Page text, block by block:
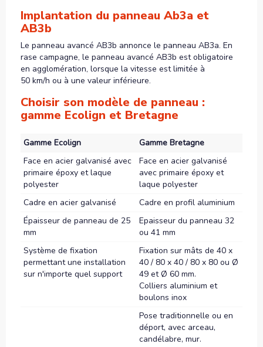
Implantation du panneau Ab3a et
AB3b
Le panneau avancé AB3b annonce le panneau AB3a. En
rase campagne, le panneau avancé AB3b est obligatoire
en agglomération, lorsque la vitesse est limitée à
50 km/h ou à une valeur inférieure.
Choisir son modèle de panneau :
gamme Ecolign et Bretagne
Gamme Ecolign
Gamme Bretagne
Face en acier galvanisé avec
primaire époxy et laque
polyester
Face en acier galvanisé
avec primaire époxy et
laque polyester
Cadre en acier galvanisé
Cadre en profil aluminium
Épaisseur de panneau de 25
mm
Epaisseur du panneau 32
ou 41 mm
Système de fixation
permettant une installation
sur n'importe quel support
Fixation sur mâts de 40 x
40 / 80 x 40 / 80 x 80 ou Ø
49 et Ø 60 mm.
Colliers aluminium et
boulons inox
Pose traditionnelle ou en
déport, avec arceau,
candélabre, mur.